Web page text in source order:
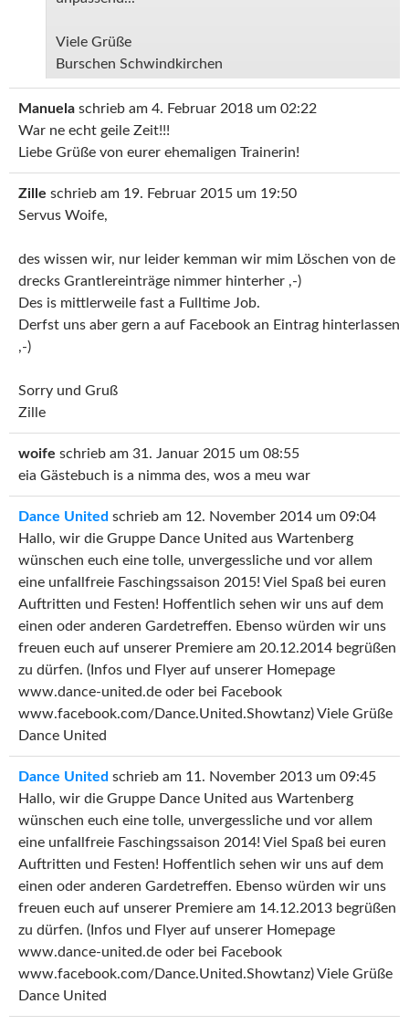
Viele Grüße
Burschen Schwindkirchen
Manuela schrieb am 4. Februar 2018 um 02:22
War ne echt geile Zeit!!!
Liebe Grüße von eurer ehemaligen Trainerin!
Zille schrieb am 19. Februar 2015 um 19:50
Servus Woife,
des wissen wir, nur leider kemman wir mim Löschen von de
drecks Grantlereinträge nimmer hinterher ,-)
Des is mittlerweile fast a Fulltime Job.
Derfst uns aber gern a auf Facebook an Eintrag hinterlassen
,-)
Sorry und Gruß
Zille
woife schrieb am 31. Januar 2015 um 08:55
eia Gästebuch is a nimma des, wos a meu war
Dance United schrieb am 12. November 2014 um 09:04
Hallo, wir die Gruppe Dance United aus Wartenberg
wünschen euch eine tolle, unvergessliche und vor allem
eine unfallfreie Faschingssaison 2015! Viel Spaß bei euren
Auftritten und Festen! Hoffentlich sehen wir uns auf dem
einen oder anderen Gardetreffen. Ebenso würden wir uns
freuen euch auf unserer Premiere am 20.12.2014 begrüßen
zu dürfen. (Infos und Flyer auf unserer Homepage
www.dance-united.de oder bei Facebook
www.facebook.com/Dance.United.Showtanz) Viele Grüße
Dance United
Dance United schrieb am 11. November 2013 um 09:45
Hallo, wir die Gruppe Dance United aus Wartenberg
wünschen euch eine tolle, unvergessliche und vor allem
eine unfallfreie Faschingssaison 2014! Viel Spaß bei euren
Auftritten und Festen! Hoffentlich sehen wir uns auf dem
einen oder anderen Gardetreffen. Ebenso würden wir uns
freuen euch auf unserer Premiere am 14.12.2013 begrüßen
zu dürfen. (Infos und Flyer auf unserer Homepage
www.dance-united.de oder bei Facebook
www.facebook.com/Dance.United.Showtanz) Viele Grüße
Dance United